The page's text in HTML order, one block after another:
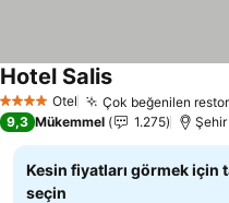
4 Yıldız Otel Çok beğenilen
Hotel Salis
9,3 Mükemmel 1.275
Kesin fiyatları görmek için
seçin